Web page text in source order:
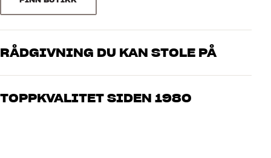
kobber
Type : Minijack-til-phono kabel
Sorter
RÅDGIVNING DU KAN STOLE PÅ
Våre medarbeidere er ekte entusiaster som kjenner produktene og
Fortell oss hva du drømmer om, så finner vi løsningen som passer
TOPPKVALITET SIDEN 1980